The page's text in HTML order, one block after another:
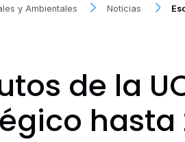
y Ambientales Noticias
de la
hasta